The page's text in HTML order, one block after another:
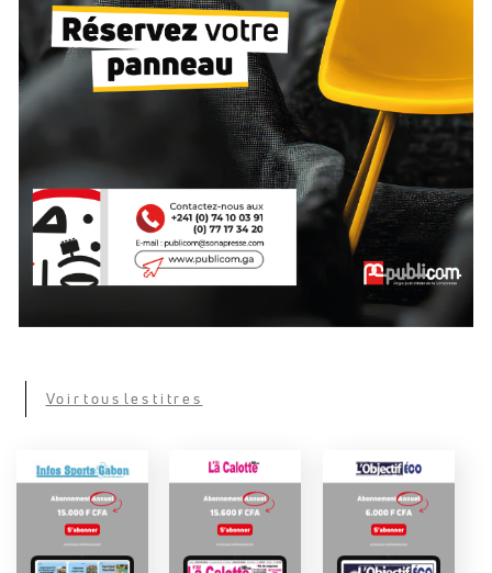
Voir tous les titres